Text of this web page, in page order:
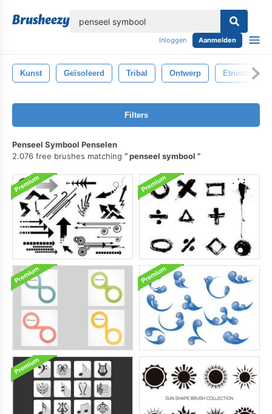
Inloggen Aanmelden
Kunst Geïsoleerd Tribal Ontwerp Etnisch
Filters
Penseel Symbool Penselen
2.076 free brushes matching
penseel symbool